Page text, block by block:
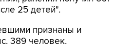
25 детей".
признаны и
389 человек.